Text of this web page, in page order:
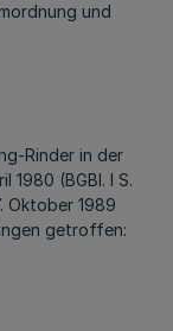
und
Rinder in der
1980 (BGBl. I S.
Oktober 1989
getroffen: